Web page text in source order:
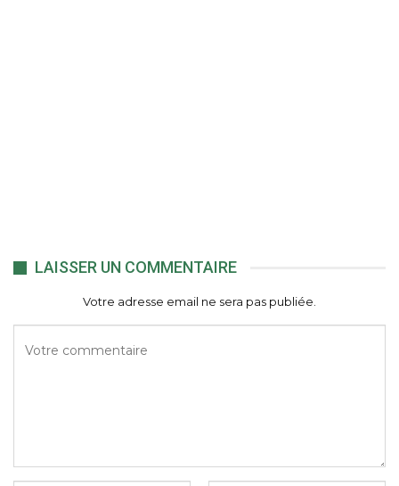
LAISSER UN COMMENTAIRE
Votre adresse email ne sera pas publiée.